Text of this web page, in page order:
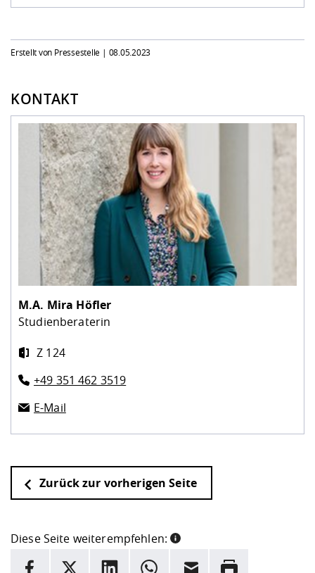
Erstellt von Pressestelle | 08.05.2023
KONTAKT
M.A. Mira Höfler
Studienberaterin
Z 124
+49 351 462 3519
E-Mail
Zurück zur vorherigen Seite
Diese Seite weiterempfehlen:
INFORMATION
Facebook
X LinkedInWhatsappE-Mail Drucken